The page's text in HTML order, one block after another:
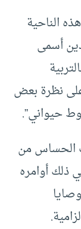
الناحية
أسمى
على نظرة بعض
حيواني”.
الحساس من
ذلك أوامره